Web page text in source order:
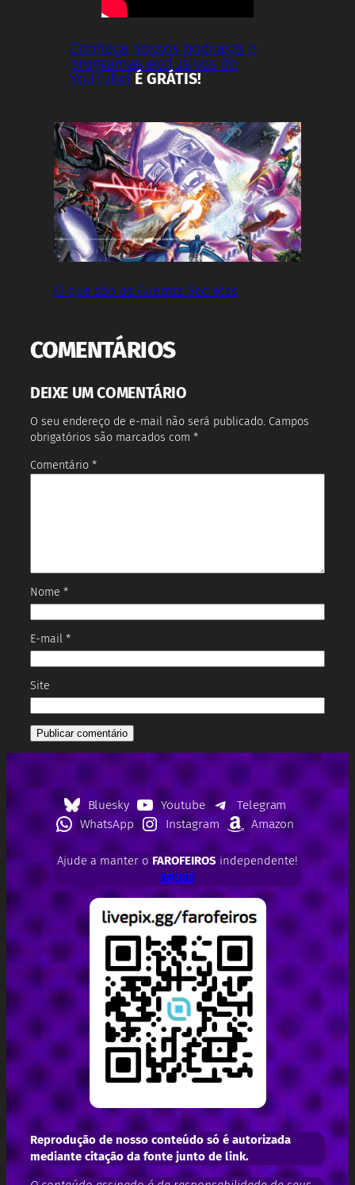
Conheça nossos podcasts e
programas exclusivos do
YouTube! É GRÁTIS!
O que são as Guerras Secretas
COMENTÁRIOS
DEIXE UM COMENTÁRIO
O seu endereço de e-mail não será publicado. Campos
obrigatórios são marcados com *
Comentário *
Nome *
E-mail *
Site
Bluesky Youtube
Telegram
WhatsApp
Instagram Amazon
Ajude a manter o FAROFEIROSindependente!
APOIE!
Reprodução de nosso conteúdo só é autorizada
mediante citação da fonte junto de link.